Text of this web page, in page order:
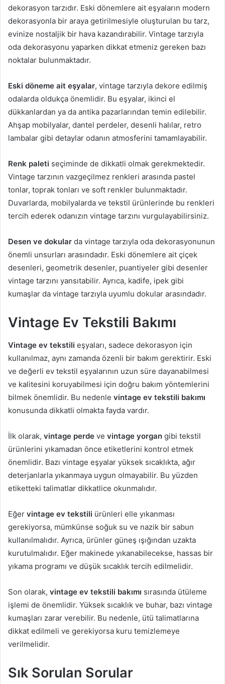
dekorasyon tarzıdır. Eski dönemlere ait eşyaların modern
dekorasyonla bir araya getirilmesiyle oluşturulan bu tarz,
evinize nostaljik bir hava kazandırabilir. Vintage tarzıyla
oda dekorasyonu yaparken dikkat etmeniz gereken bazı
noktalar bulunmaktadır.
Eski döneme ait eşyalar, vintage tarzıyla dekore edilmiş
odalarda oldukça önemlidir. Bu eşyalar, ikinci el
dükkanlardan ya da antika pazarlarından temin edilebilir.
Ahşap mobilyalar, dantel perdeler, desenli halılar, retro
lambalar gibi detaylar odanın atmosferini tamamlayabilir.
Renk paleti seçiminde de dikkatli olmak gerekmektedir.
Vintage tarzının vazgeçilmez renkleri arasında pastel
tonlar, toprak tonları ve soft renkler bulunmaktadır.
Duvarlarda, mobilyalarda ve tekstil ürünlerinde bu renkleri
tercih ederek odanızın vintage tarzını vurgulayabilirsiniz.
Desen ve dokular da vintage tarzıyla oda dekorasyonunun
önemli unsurları arasındadır. Eski dönemlere ait çiçek
desenleri, geometrik desenler, puantiyeler gibi desenler
vintage tarzını yansıtabilir. Ayrıca, kadife, ipek gibi
kumaşlar da vintage tarzıyla uyumlu dokular arasındadır.
Vintage Ev Tekstili Bakımı
Vintage ev tekstili eşyaları, sadece dekorasyon için
kullanılmaz, aynı zamanda özenli bir bakım gerektirir. Eski
ve değerli ev tekstil eşyalarının uzun süre dayanabilmesi
ve kalitesini koruyabilmesi için doğru bakım yöntemlerini
bilmek önemlidir. Bu nedenle vintage ev tekstili bakımı
konusunda dikkatli olmakta fayda vardır.
İlk olarak, vintage perde ve vintage yorgan gibi tekstil
ürünlerini yıkamadan önce etiketlerini kontrol etmek
önemlidir. Bazı vintage eşyalar yüksek sıcaklıkta, ağır
deterjanlarla yıkanmaya uygun olmayabilir. Bu yüzden
etiketteki talimatlar dikkatlice okunmalıdır.
Eğer vintage ev tekstili ürünleri elle yıkanması
gerekiyorsa, mümkünse soğuk su ve nazik bir sabun
kullanılmalıdır. Ayrıca, ürünler güneş ışığından uzakta
kurutulmalıdır. Eğer makinede yıkanabilecekse, hassas bir
yıkama programı ve düşük sıcaklık tercih edilmelidir.
Son olarak, vintage ev tekstili bakımı sırasında ütüleme
işlemi de önemlidir. Yüksek sıcaklık ve buhar, bazı vintage
kumaşları zarar verebilir. Bu nedenle, ütü talimatlarına
dikkat edilmeli ve gerekiyorsa kuru temizlemeye
verilmelidir.
Sık Sorulan Sorular